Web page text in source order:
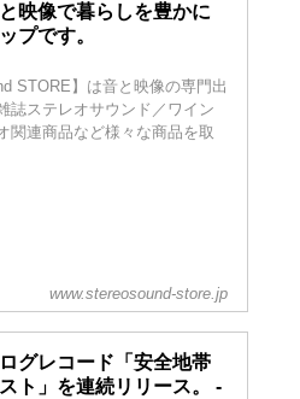
映像で暮らしを豊かに
プです。
STORE】は音と映像の専門出
誌ステレオサウンド／ワイン
関連商品など様々な商品を取
www.stereosound-store.jp
グレコード「安全地帯
ト」を連続リリース。 -